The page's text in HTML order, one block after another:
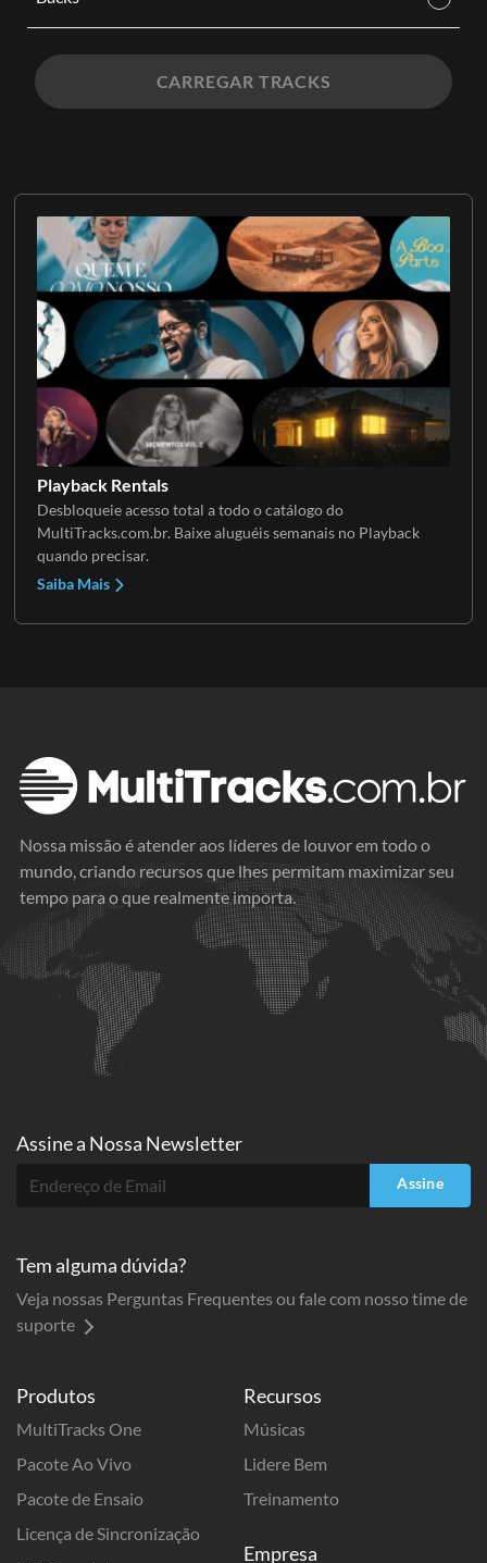
Playback Rentals
Desbloqueie acesso total a todo o catálogo do
MultiTracks.com.br. Baixe aluguéis semanais no Playback
quando precisar.
Saiba Mais
CARREGAR TRACKS
Nossa missão é atender aos líderes de louvor em todo o
mundo, criando recursos que lhes permitam maximizar seu
tempo para o que realmente importa.
Produtos
MultiTracks One
Pacote Ao Vivo
Pacote de Ensaio
Licença de Sincronização
Recursos
Músicas
Lidere Bem
Treinamento
Empresa
Assine a Nossa Newsletter
Assine
Tem alguma dúvida?
Veja nossas Perguntas Frequentes ou fale com nosso time de
suporte